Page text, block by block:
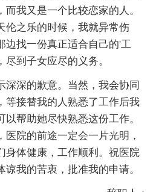
我又是一个比较恋家的人。
伦之乐的时候，我就异常伤
边找一份真正适合自己的'工
到子女应尽的义务。
深深的歉意。当然，我会协同
等接替我的人熟悉了工作后我
帮助她尽快熟悉这份工作。
院的前途一定会一片光明，
身体健康，工作顺利。祝医院
我的苦衷，批准我的申请。